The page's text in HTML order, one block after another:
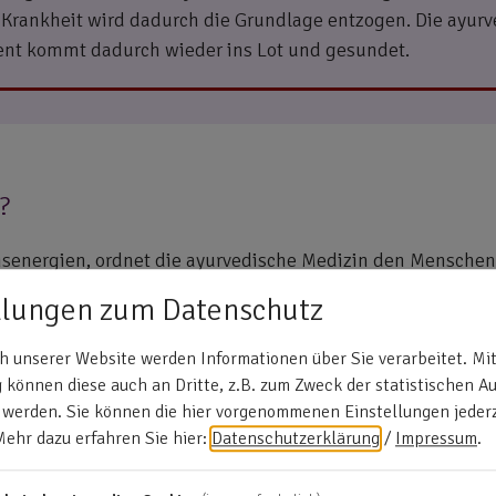
wird dadurch die Grundlage entzogen. Die
kommt dadurch wieder ins Lot und gesundet.
ordnet die ayurvedische Medizin den
immer gleich im Laufe des Lebens und ändert sich
Typ
das Pitta-Dosha eines Patienten besonders
Feuerelement bei Pitta-Typen verstärkt vorkommt.
und fokussierten Menschen sind:
zum Datenschutz
unserer Website werden Informationen über Sie verarbeitet.
können diese auch an Dritte, z.B. zum Zweck der statistischen
Sie können die hier vorgenommenen Einstellungen
dazu erfahren Sie hier: Datenschutzerklärung / Impressum.